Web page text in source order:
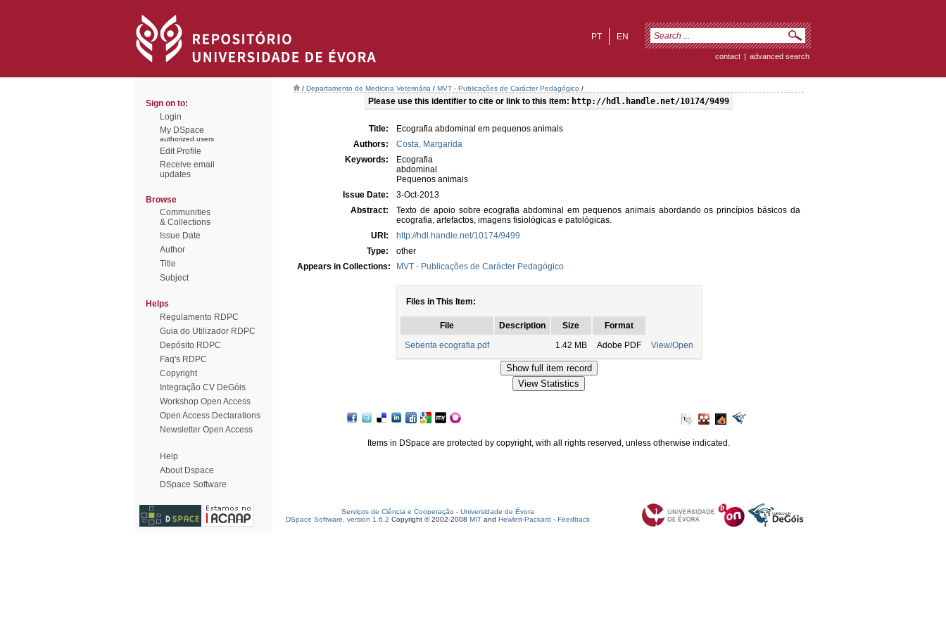
EN
PT
contact | advanced search
Sign on to:
Login
My DSpace
authorized users
Edit Profile
Receive email
updates
Browse
Communities
& Collections
Issue Date
Author
Title
Subject
Helps
Regulamento RDPC
Guia do Utilizador RDPC
Depósito RDPC
Faq's RDPC
Copyright
Integração CV DeGóis
Workshop Open Access
Open Access Declarations
Newsletter Open Access
Help
About Dspace
DSpace Software
/ Departamento de Medicina Veterinária / MVT - Publicações de Carácter Pedagógico /
Please use this identifier to cite or link to this item: http://hdl.handle.net/10174/9499
Title:
Ecografia abdominal em pequenos animais
Authors:
Costa, Margarida
Keywords:
Ecografia
abdominal
Pequenos animais
Issue Date:
3-Oct-2013
Abstract:
Texto de apoio sobre ecografia abdominal em pequenos animais abordando os princípios básicos da
ecografia, artefactos, imagens fisiológicas e patológicas.
URI:
http://hdl.handle.net/10174/9499
Type:
other
Appears in Collections:
MVT - Publicações de Carácter Pedagógico
Files in This Item:
File Description Size
Format
Sebenta ecografia.pdf
1.42 MB Adobe PDF View/Open
Items in DSpace are protected by copyright, with all rights reserved, unless otherwise indicated.
Serviços de Ciência e Cooperação - Universidade de Évora
DSpace Software, version 1.6.2 Copyright © 2002-2008 MIT and Hewlett-Packard - Feedback